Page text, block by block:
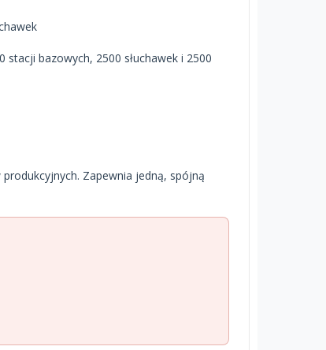
bazowych, 2500 słuchawek i 2500
Zapewnia jedną, spójną